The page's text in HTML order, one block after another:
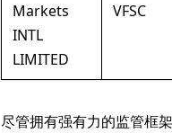
Markets
INTL
LIMITED
VFSC
尽管拥有强有力的监管框